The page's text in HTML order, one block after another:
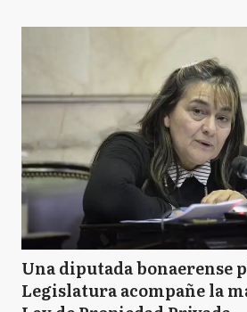
Una diputada bonaerense
Legislatura acompañe la